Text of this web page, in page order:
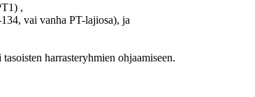
,
vai vanha PT-lajiosa), ja
harrasteryhmien ohjaamiseen.